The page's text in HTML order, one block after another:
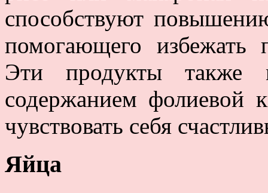
способствуют
помогающего избежать
Эти продукты также
содержанием фолиевой
чувствовать себя
Яйца